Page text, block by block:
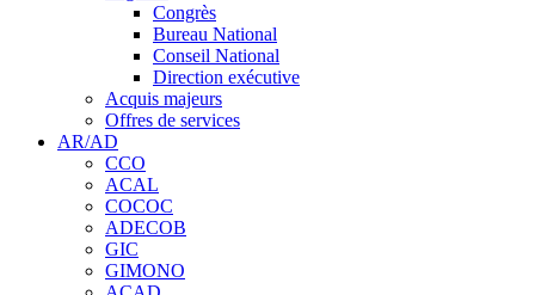
Congrès
Bureau National
Conseil National
Direction exécutive
Acquis majeurs
Offres de services
AR/AD
CCO
ACAL
COCOC
ADECOB
GIC
GIMONO